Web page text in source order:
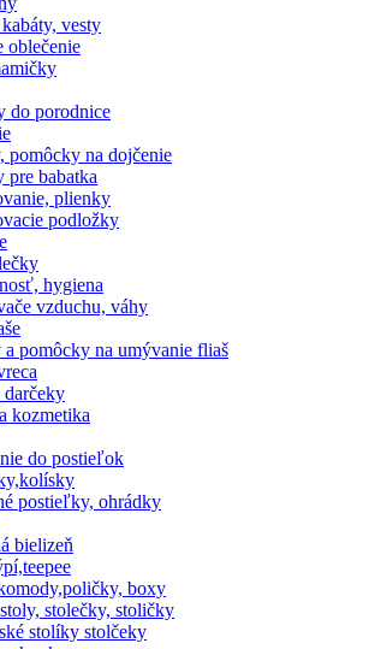
vesty
oblečenie
do porodnice
pomôcky na dojčenie
pre babatka
plienky
podložky
hygiena
vzduchu, váhy
a pomôcky na umývanie fliaš
kozmetika
do postieľok
postieľky, ohrádky
bielizeň
boxy
stolečky, stoličky
stolíky stolčeky